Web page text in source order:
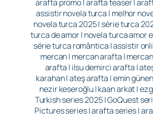
arafta promo | arafta teaser |
assistir novela turca | melhor
novela turca 2025 | série turca
turca de amor | novela turca amor
série turca romântica | assistir
mercan | mercan arafta | mercan
arafta | ilsu demirci arafta |
karahan | ateş arafta | emin
nezir keseroğlu | kaan arkat |
Turkish series 2025 | GoQuest
Pictures series | arafta series |